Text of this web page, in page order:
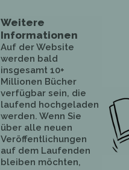
Weitere
Informationen
Auf der Website
werden bald
insgesamt 10+
Millionen Bücher
verfügbar sein, die
laufend hochgeladen
werden. Wenn Sie
über alle neuen
Veröffentlichungen
auf dem Laufenden
bleiben möchten,